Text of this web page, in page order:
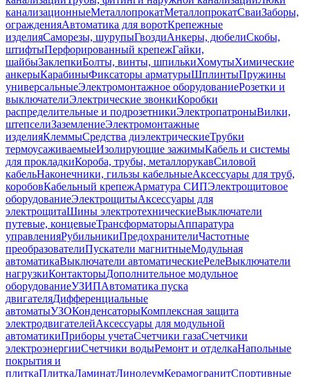
канализационныеМеталлопрокатМеталлопрокатСваиЗаборы,
огражденияАвтоматика для воротКрепежные
изделияСаморезы, шурупыГвоздиАнкеры, дюбелиСкобы,
штифтыПерфорированный крепежГайки,
шайбыЗаклепкиБолты, винты, шпилькиХомутыХимические
анкерыКарабиныФиксаторы арматурыШплинтыПружины
универсальныеЭлектромонтажное оборудованиеРозетки и
выключателиЭлектрические звонкиКоробки
распределительные и подрозетникиЭлектропатроныВилки,
штепселиЗаземлениеЭлектромонтажные
изделияКлеммыСредства диэлектрическиеТрубки
термоусаживаемыеИзолирующие зажимыКабель и системы
для прокладкиКороба, трубы, металлорукавСиловой
кабельНаконечники, гильзы кабельныеАксессуары для труб,
коробовКабельный крепежАрматура СИПЭлектрощитовое
оборудованиеЭлектрощитыАксессуары для
электрощитаШины электротехническиеВыключатели
путевые, концевыеТрансформаторыАппаратура
управленияРубильникиПредохранителиЧастотные
преобразователиПускатели магнитныеМодульная
автоматикаВыключатели автоматическиеРелеВыключатели
нагрузкиКонтакторыДополнительное модульное
оборудованиеУЗИПАвтоматика пуска
двигателяДифференциальные
автоматыУЗОКонденсаторыКомплексная защита
электродвигателейАксессуары для модульной
автоматикиПриборы учетаСчетчики газаСчетчики
электроэнергииСчетчики водыРемонт и отделкаНапольные
покрытия и
плиткаПлиткаЛаминатЛинолеумКерамогранитСпортивные